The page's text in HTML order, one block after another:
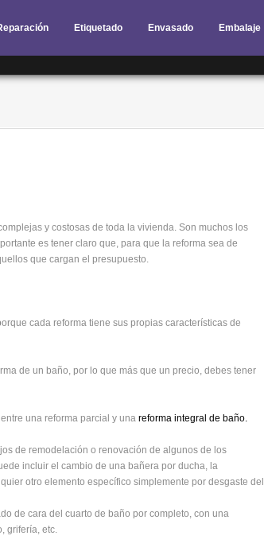
Etiquetado Envasado Embalaje
y costosas de toda la vivienda. Son muchos los
es tener claro que, para que la reforma sea de
que cargan el presupuesto.
cada reforma tiene sus propias características de
de un baño, por lo que más que un precio, debes tener
una reforma parcial y una reforma integral de baño.
de remodelación o renovación de algunos de los
incluir el cambio de una bañera por ducha, la
otro elemento específico simplemente por desgaste del
de cara del cuarto de baño por completo, con una
grifería, etc.